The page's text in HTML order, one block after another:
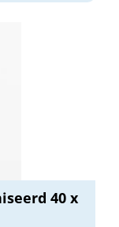
40 x